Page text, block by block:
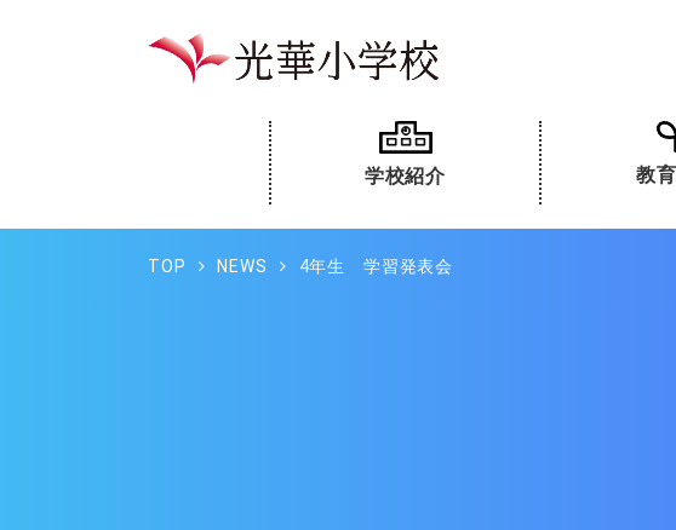
学校紹介 教
TOP NEWS 4年生 学習発表会